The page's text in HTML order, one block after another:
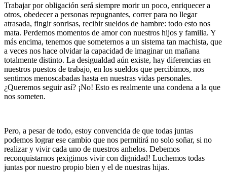
Trabajar por obligación será siempre morir un poco, enriquecer a
otros, obedecer a personas repugnantes, correr para no llegar
atrasada, fingir sonrisas, recibir sueldos de hambre: todo esto nos
mata. Perdemos momentos de amor con nuestros hijos y familia. Y
más encima, tenemos que someternos a un sistema tan machista, que
a veces nos hace olvidar la capacidad de imaginar un mañana
totalmente distinto. La desigualdad aún existe, hay diferencias en
nuestros puestos de trabajo, en los sueldos que percibimos, nos
sentimos menoscabadas hasta en nuestras vidas personales.
¿Queremos seguir así? ¡No! Esto es realmente una condena a la que
nos someten.
Pero, a pesar de todo, estoy convencida de que todas juntas
podemos lograr ese cambio que nos permitirá no solo soñar, si no
realizar y vivir cada uno de nuestros anhelos. Debemos
reconquistarnos ¡exigimos vivir con dignidad! Luchemos todas
juntas por nuestro propio bien y el de nuestras hijas.